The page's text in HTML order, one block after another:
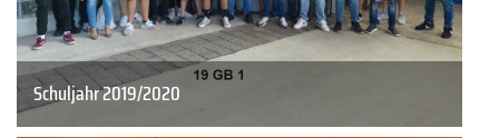
Schuljahr 2019/2020